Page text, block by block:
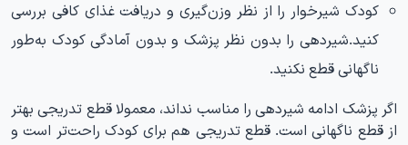
کودک شیرخوار را از نظر وزن‌گیری و دریافت غذای کافی بررسی
کنید.شیردهی را بدون نظر پزشک و بدون آمادگی کودک به‌طور
ناگهانی قطع نکنید.
اگر پزشک ادامه شیردهی را مناسب نداند، معمولا قطع تدریجی بهتر
از قطع ناگهانی است. قطع تدریجی هم برای کودک راحت‌تر است و